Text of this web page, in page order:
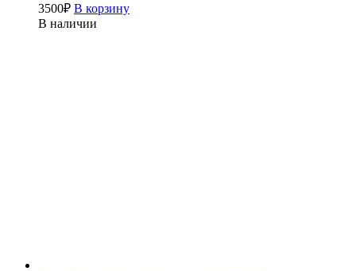
3500₽ В корзину
В наличии